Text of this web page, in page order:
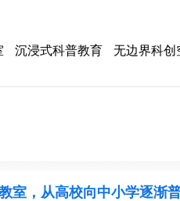
沉浸式科普教育 无边界科创
室，从高校向中小学逐渐